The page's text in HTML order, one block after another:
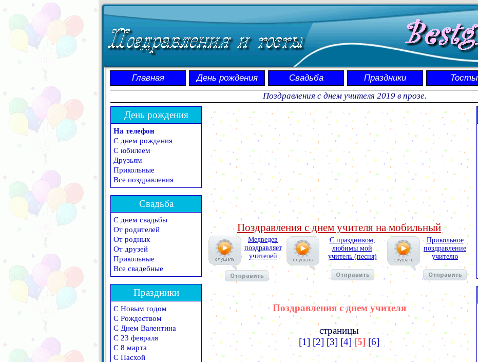
Главная День рождения Свадьба Праздники Тосты
Поздравления с днем учителя 2019 в прозе.
Поздравления с днем учителя на мобильный
Медведев
поздравляет
учителей
С праздником,
любимы мой
учитель (песня)
Прикольное
поздравление
учителю
Поздравления с днем учителя
страницы
[1] [2] [3] [4] [5] [6]
День рождения
На телефон
С днем рождения
С юбилеем
Друзьям
Прикольные
Все поздравления
Свадьба
С днем свадьбы
От родителей
От родных
От друзей
Прикольные
Все свадебные
Праздники
С Новым годом
С Рождеством
С Днем Валентина
С 23 февраля
С 8 марта
С Пасхой